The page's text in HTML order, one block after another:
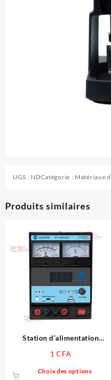
UGS : NDCatégorie : Matériaux
Produits similaires
Station d’alimentation
1CFA
Choix des options